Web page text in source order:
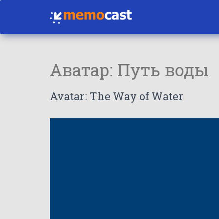
Аватар: Путь воды
Avatar: The Way of Water